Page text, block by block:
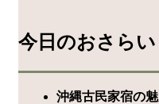
今日のおさらい
沖縄古民家宿の